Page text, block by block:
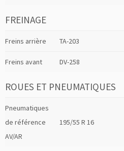
FREINAGE
Freins arrière TA-203
Freins avant DV-258
ROUES ET PNEUMATIQUES
Pneumatiques
de référence
AV/AR
195/55 R 16